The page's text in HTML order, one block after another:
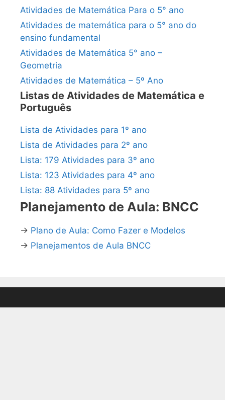
Atividades de Matemática Para o 5° ano
Atividades de matemática para o 5° ano do
ensino fundamental
Atividades de Matemática 5° ano –
Geometria
Atividades de Matemática – 5º Ano
Listas de Atividades de Matemática e
Português
Lista de Atividades para 1º ano
Lista de Atividades para 2º ano
Lista: 179 Atividades para 3º ano
Lista: 123 Atividades para 4º ano
Lista: 88 Atividades para 5º ano
Planejamento de Aula: BNCC
→ Plano de Aula: Como Fazer e Modelos
→ Planejamentos de Aula BNCC